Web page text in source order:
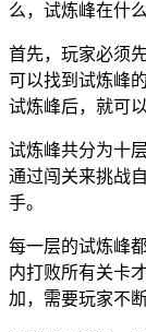
么，试炼峰在什
首先，玩家必须
可以找到试炼峰
试炼峰后，就可
试炼峰共分为十
通过闯关来挑战
手。
每一层的试炼峰
内打败所有关卡
加，需要玩家不